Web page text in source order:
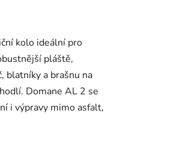
kolo ideální pro
pláště,
blatníky a brašnu na
Domane AL 2 se
i výpravy mimo asfalt,